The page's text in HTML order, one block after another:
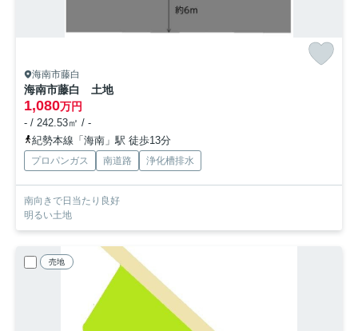
海南市藤白
海南市藤白 土地
1,080万円
- / 242.53㎡ / -
紀勢本線「海南」駅 徒歩13分
プロパンガス 南道路 浄化槽排水
南向きで日当たり良好
明るい土地
売地